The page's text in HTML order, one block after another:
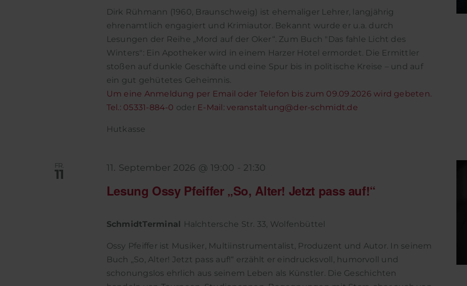
Dirk Rühmann (1960, Braunschweig) ist ehemaliger Lehrer, langjährig
ehrenamtlich engagiert und Krimiautor. Bekannt wurde er u.a. durch
Lesungen der Reihe „Mord auf der Oker“. Zum Buch "Das fahle Licht des
Winters": Ein Apotheker wird in einem Harzer Hotel ermordet. Die Ermittler
stoßen auf dunkle Geschäfte und eine Spur bis in politische Kreise – und auf
ein gut gehütetes Geheimnis.
Um eine Anmeldung per Email oder Telefon bis zum 09.09.2026 wird gebeten.
Tel.: 05331-884-0 oder E-Mail: veranstaltung@der-schmidt.de
Hutkasse
FR.
11
Lesung Ossy Pfeiffer „So, Alter! Jetzt pass auf!“
11. September 2026 @ 19:00 - 21:30
SchmidtTerminal Halchtersche Str. 33, Wolfenbüttel
Ossy Pfeiffer ist Musiker, Multiinstrumentalist, Produzent und Autor. In seinem
Buch „So, Alter! Jetzt pass auf!“ erzählt er eindrucksvoll, humorvoll und
schonungslos ehrlich aus seinem Leben als Künstler. Die Geschichten